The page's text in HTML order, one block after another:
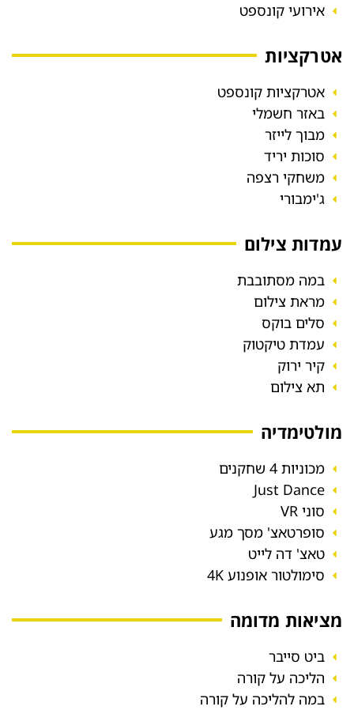
אירועי קונספט
אטרקציות
אטרקציות קונספט
באזר חשמלי
מבוך לייזר
סוכות יריד
משחקי רצפה
ג'ימבורי
עמדות צילום
במה מסתובבת
מראת צילום
סלים בוקס
עמדת טיקטוק
קיר ירוק
תא צילום
מולטימדיה
מכוניות 4 שחקנים
Just Dance
סוני VR
סופרטאצ' מסך מגע
טאצ' דה לייט
סימולטור אופנוע 4K
מציאות מדומה
ביט סייבר
הליכה על קורה
במה להליכה על קורה